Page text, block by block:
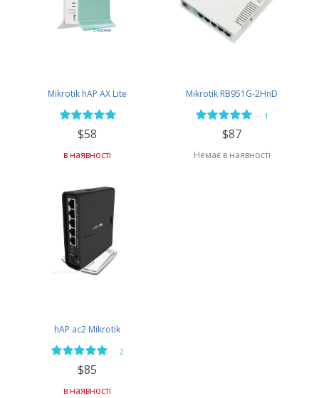
Mikrotik hAP AX Lite
$58
в наявності
Mikrotik RB951G-2HnD
1
$87
Немає в наявності
hAP ac2 Mikrotik
2
$85
в наявності